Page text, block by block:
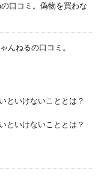
口コミ。偽物を買わな
んねるの口コミ。
といけないこととは？
といけないこととは？